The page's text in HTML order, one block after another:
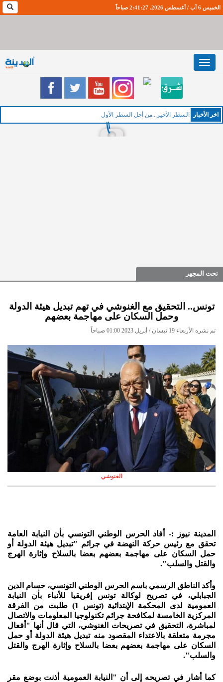
الخميس 6 آب / أغسطس 2026. 2:41:28 صباحاً
Toggle
navigation
اخر اﻷخبار
تحت المجهر
تونس.. التحقيق مع الغنوشي في تهم تبديل هيئة الدولة
وحمل السكان على مهاجمة بعضهم
تم نشره الأربعاء 19 نيسان / أبريل 2023 01:00 صباحاً
الغنوشي
المدينة نيوز :- أفاد الحرس الوطني التونسي بأن النيابة العامة
تحقق مع رئيس حركة النهضة في جرائم "تبديل هيئة الدولة أو
حمل السكان على مهاجمة بعضهم بعضا بالسلاح وإثارة الهرج
والقتل والسلب".
وأكد الناطق الرسمي باسم الحرس الوطني التونسي،‌‎ حسام الدين
الجبابلي، في تصريح لوكالة تونس إفريقيا للأنباء بأن النيابة
العمومية لدى المحكمة الإبتدائية (تونس 1) طلبت من الفرقة
المركزية الخامسة لمكافحة جرائم تكنولوجيا المعلومات والاتصال
لمباشرة، التحقيق في تصريحات الغنوشي، التي قال أنها "أفعال
مجرمة متعلقة بالاعتداء المقصود منه تبديل هيئة الدولة أو حمل
السكان على مهاجمة بعضهم بعضا بالسلاح وإثارة الهرج والقتل
والسلب".
كما أشار في تصريحه إلى أن "النيابة العمومية أذنت بوضع مقر